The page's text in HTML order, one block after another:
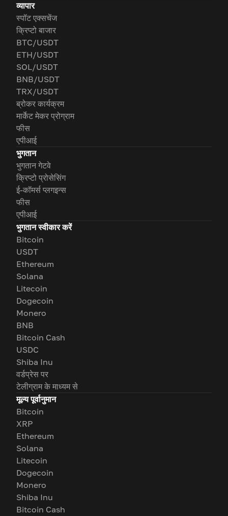
व्यापार
स्पॉट एक्सचेंज
क्रिप्टो बाजार
BTC/USDT
ETH/USDT
SOL/USDT
BNB/USDT
TRX/USDT
ब्रोकर कार्यक्रम
मार्केट मेकर प्रोग्राम
फीस
एपीआई
भुगतान
भुगतान गेटवे
क्रिप्टो प्रोसेसिंग
ई-कॉमर्स प्लगइन्स
फीस
एपीआई
भुगतान स्वीकार करें
Bitcoin
USDT
Ethereum
Solana
Litecoin
Dogecoin
Monero
BNB
Bitcoin Cash
USDC
Shiba Inu
वर्डप्रेस पर
टेलीग्राम के माध्यम से
मूल्य पूर्वानुमान
Bitcoin
XRP
Ethereum
Solana
Litecoin
Dogecoin
Monero
Shiba Inu
Bitcoin Cash